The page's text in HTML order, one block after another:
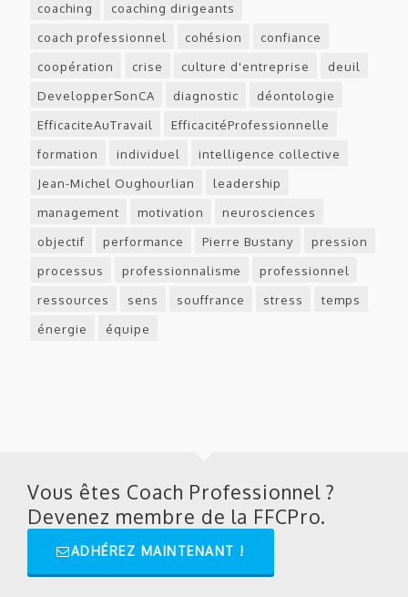
coaching
coaching dirigeants
coach professionnel
cohésion
confiance
coopération
crise culture d'entreprise
deuil
DevelopperSonCA
diagnostic
déontologie
EfficaciteAuTravail
EfficacitéProfessionnelle
formation
individuel
intelligence collective
Jean-Michel Oughourlian
leadership
management
motivation
neurosciences
objectif
performance Pierre Bustany
pression
processus
professionnalisme
professionnel
ressources
sens souffrance stress
temps
énergie
équipe
Vous êtes Coach Professionnel ?
Devenez membre de la FFCPro.
ADHÉREZ MAINTENANT !